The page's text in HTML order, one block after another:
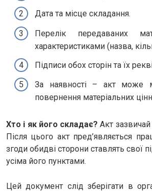
Дата та місце складання.
Перелік передаваних
характеристиками (назва,
Підписи обох сторін та їх
За наявності – акт може
повернення матеріальних
Хто і як його складає? Акт зазвичай
Після цього акт пред’являється
згоди обидві сторони ставлять свої
усіма його пунктами.
Цей документ слід зберігати в